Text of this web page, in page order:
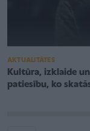
AKTUALITĀTES
Kultūra, izklaide
patiesību, ko